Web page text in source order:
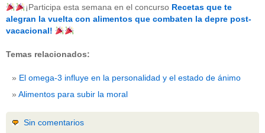
antioxidantes (6)
beneficios-salud(53)
calcio
corazon(1)
dietas(10)
embarazo
nutricion(3)
obesidad(12)
¡Participa esta semana en el concurso Recetas que te
alegran la vuelta con alimentos que combaten la depre post-
vacacional!
Temas relacionados:
El omega-3 influye en la personalidad y el estado de ánimo
Alimentos para subir la moral
Sin comentarios